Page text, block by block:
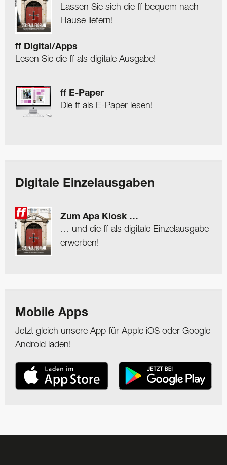
Lassen Sie sich die ff bequem nach
Hause liefern!
ff Digital/Apps
Lesen Sie die ff als digitale Ausgabe!
ff E-Paper
Die ff als E-Paper lesen!
Digitale Einzelausgaben
Zum Apa Kiosk …
… und die ff als digitale Einzelausgabe
erwerben!
Mobile Apps
Jetzt gleich unsere App für Apple iOS oder Google
Android laden!